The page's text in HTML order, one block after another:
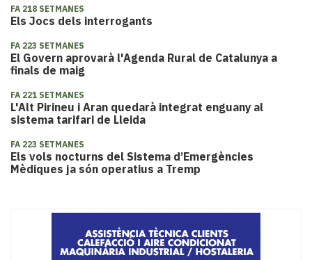
FA 218 SETMANES
Els Jocs dels interrogants
FA 223 SETMANES
El Govern aprovarà l'Agenda Rural de Catalunya a
finals de maig
FA 221 SETMANES
L'Alt Pirineu i Aran quedarà integrat enguany al
sistema tarifari de Lleida
FA 223 SETMANES
Els vols nocturns del Sistema d’Emergències
Mèdiques ja són operatius a Tremp